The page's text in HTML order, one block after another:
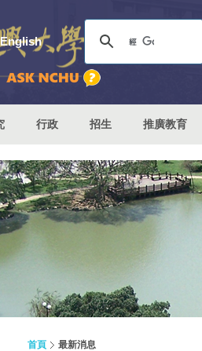
English
行政 招生 推廣教育
首頁 最新消息